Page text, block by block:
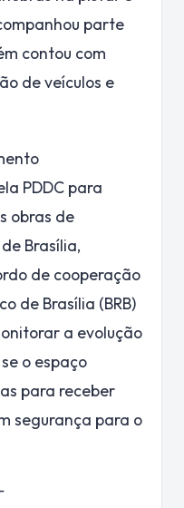
parte
contou com
de veículos e
PDDC para
obras de
Brasília,
de cooperação
de Brasília (BRB)
a evolução
o espaço
para receber
segurança para o